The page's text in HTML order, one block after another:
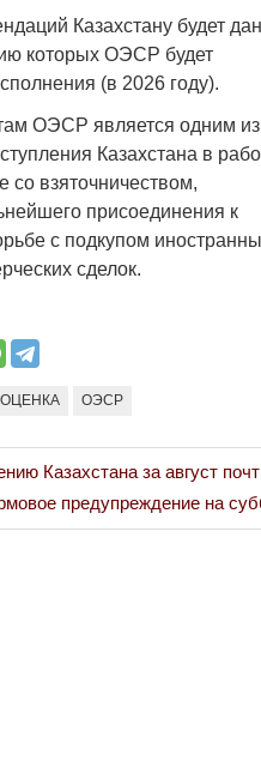
Казахстану будет
которых ОЭСР будет
(в 2026 году).
ОЭСР является одним из
Казахстана в
взяточничеством,
присоединения к
с подкупом
сделок.
ОЦЕНКА ОЭСР
Казахстана за август
предупреждение на